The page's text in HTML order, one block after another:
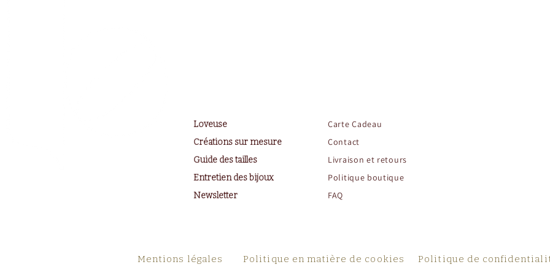
Loveuse
Créations sur mesure
Guide des tailles
Entretien des bijoux
Newsletter
CarteCadeau
Contact
Livraison et retours
Politique boutique
FAQ
Mentions légales Politique en matière de cookies Politique de